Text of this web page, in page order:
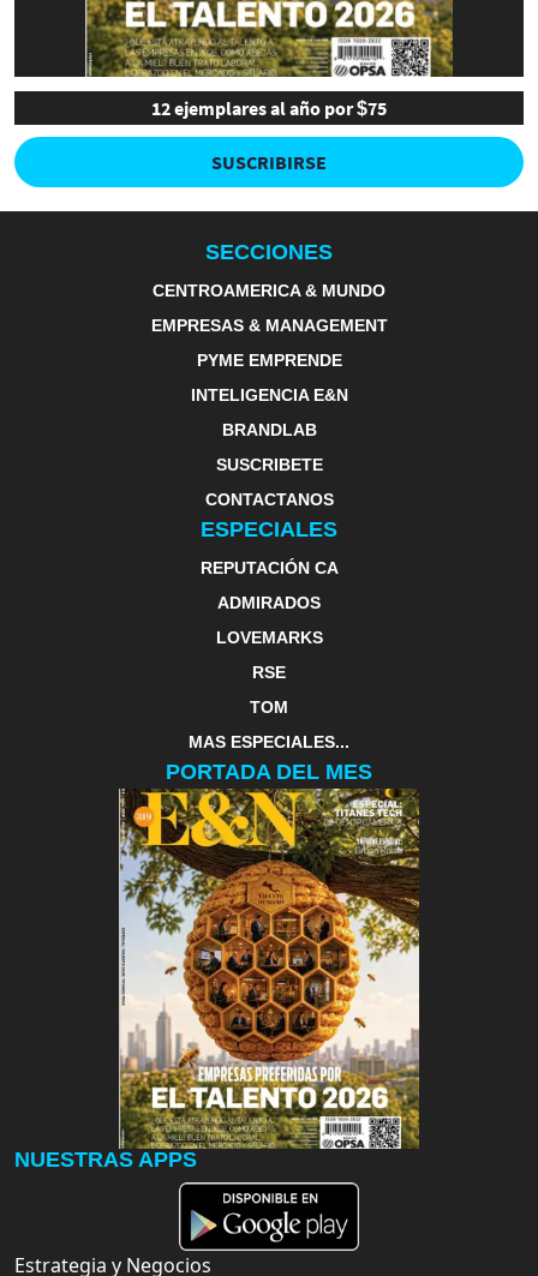
12 ejemplares al año por $75
SUSCRIBIRSE
SECCIONES
CENTROAMERICA & MUNDO
EMPRESAS & MANAGEMENT
PYME EMPRENDE
INTELIGENCIA E&N
BRANDLAB
SUSCRIBETE
CONTACTANOS
ESPECIALES
REPUTACIÓN CA
ADMIRADOS
LOVEMARKS
RSE
TOM
MAS ESPECIALES...
PORTADA DEL MES
NUESTRAS APPS
Estrategia y Negocios